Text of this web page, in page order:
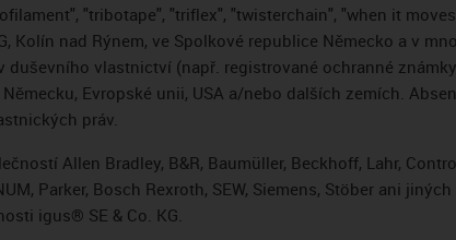
"tribotape", "triflex", "twisterchain", "when it
Kolín nad Rýnem, ve Spolkové republice Německo a v
duševního vlastnictví (např. registrované ochranné
Evropské unii, USA a/nebo dalších zemích.
práv.
Allen Bradley, B&R, Baumüller, Beckhoff, Lahr,
Parker, Bosch Rexroth, SEW, Siemens, Stöber ani
igus® SE & Co. KG.